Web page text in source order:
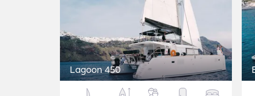
Lagoon 450